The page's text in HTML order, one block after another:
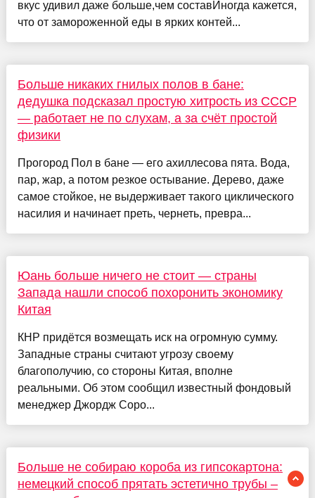
вкус удивил даже больше,чем составИногда кажется,
что от замороженной еды в ярких контей...
Больше никаких гнилых полов в бане:
дедушка подсказал простую хитрость из СССР
— работает не по слухам, а за счёт простой
физики
Прогород Пол в бане — его ахиллесова пята. Вода,
пар, жар, а потом резкое остывание. Дерево, даже
самое стойкое, не выдерживает такого циклического
насилия и начинает преть, чернеть, превра...
Юань больше ничего не стоит — страны
Запада нашли способ похоронить экономику
Китая
КНР придётся возмещать иск на огромную сумму.
Западные страны считают угрозу своему
благополучию, со стороны Китая, вполне
реальными. Об этом сообщил известный фондовый
менеджер Джордж Соро...
Больше не собираю короба из гипсокартона:
немецкий способ прятать эстетично трубы –